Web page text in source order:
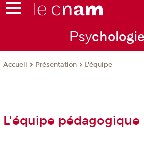
Psychologie
Accueil Présentation L'équipe
L'équipe pédagogique